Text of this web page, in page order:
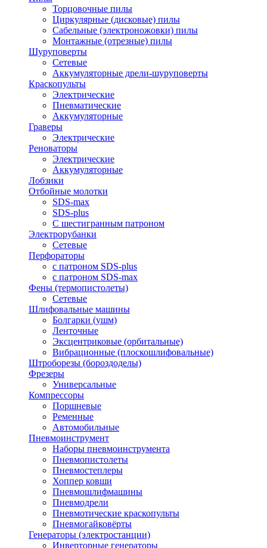
Торцовочные пилы
Циркулярные (дисковые) пилы
Сабельные (электроножовки) пилы
Монтажные (отрезные) пилы
Шуруповерты
Сетевые
Аккумуляторные дрели-шуруповерты
Краскопульты
Электрические
Пневматические
Аккумуляторные
Граверы
Электрические
Реноваторы
Электрические
Аккумуляторные
Лобзики
Отбойные молотки
SDS-max
SDS-plus
С шестигранным патроном
Электрорубанки
Сетевые
Перфораторы
с патроном SDS-plus
с патроном SDS-max
Фены (термопистолеты)
Сетевые
Шлифовальные машины
Болгарки (ушм)
Ленточные
Эксцентриковые (орбитальные)
Вибрационные (плоскошлифовальные)
Штроборезы (бороздоделы)
Фрезеры
Универсальные
Компрессоры
Поршневые
Ременные
Автомобильные
Пневмоинструмент
Наборы пневмоинструмента
Пневмопистолеты
Пневмостеплеры
Хоппер ковши
Пневмошлифмашины
Пневмодрели
Пневмотические краскопульты
Пневмогайковёрты
Генераторы (электростанции)
Инверторные генераторы